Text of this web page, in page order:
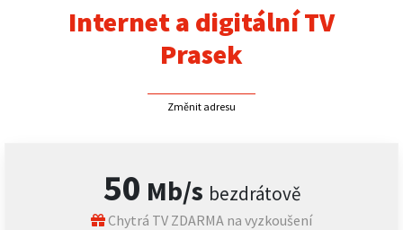
Kontakt
Internet a digitální TV
Prasek
Změnit adresu
50 Mb/s bezdrátově
Chytrá TV ZDARMA na vyzkoušení